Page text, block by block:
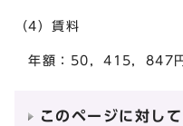
（4）賃料
年額：50，415，847
このページに対し